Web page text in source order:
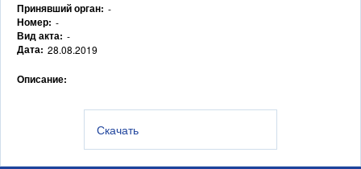
Принявший орган: -
Номер: -
Вид акта: -
Дата: 28.08.2019
Описание:
Скачать